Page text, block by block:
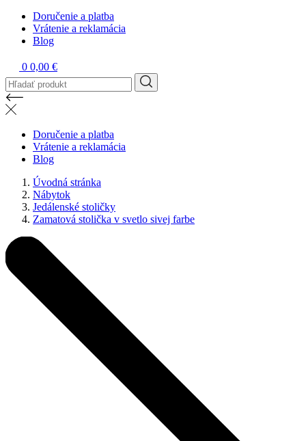
Doručenie a platba
Vrátenie a reklamácia
Blog
0 0,00 €
Doručenie a platba
Vrátenie a reklamácia
Blog
Úvodná stránka
Nábytok
Jedálenské stoličky
Zamatová stolička v svetlo sivej farbe